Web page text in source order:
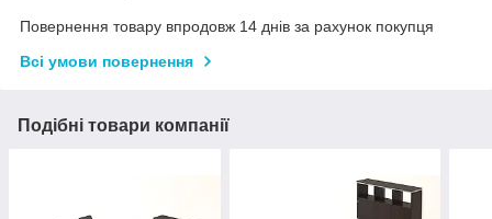
Повернення товару впродовж 14 днів за рахунок покупця
Всі умови повернення
Подібні товари компанії